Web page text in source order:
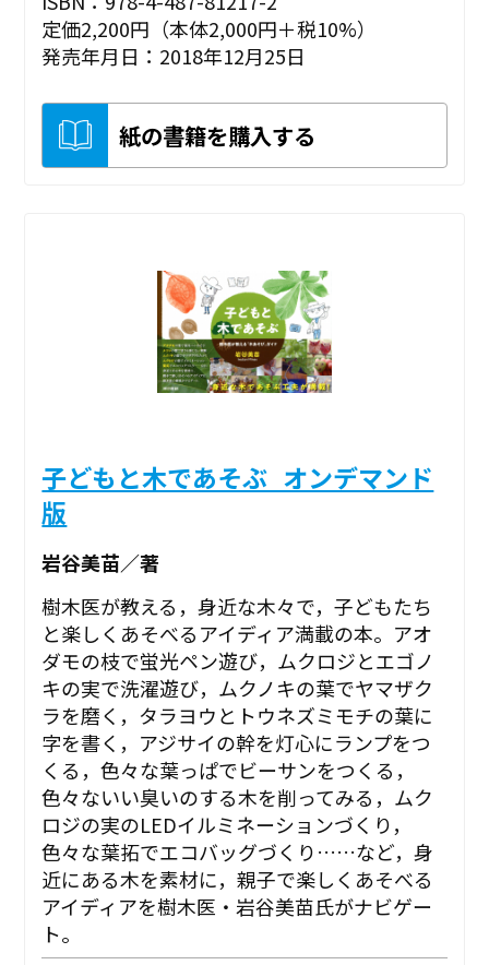
定価2,200円（本体2,000円＋税10%）
発売年月日：2018年12月25日
紙の書籍を購入する
子どもと木であそぶ_オンデマンド
版
岩谷美苗／著
樹木医が教える，身近な木々で，子どもたち
と楽しくあそべるアイディア満載の本。アオ
ダモの枝で蛍光ペン遊び，ムクロジとエゴノ
キの実で洗濯遊び，ムクノキの葉でヤマザク
ラを磨く，タラヨウとトウネズミモチの葉に
字を書く，アジサイの幹を灯心にランプをつ
くる，色々な葉っぱでビーサンをつくる，
色々ないい臭いのする木を削ってみる，ムク
ロジの実のLEDイルミネーションづくり，
色々な葉拓でエコバッグづくり……など，身
近にある木を素材に，親子で楽しくあそべる
アイディアを樹木医・岩谷美苗氏がナビゲー
ト。